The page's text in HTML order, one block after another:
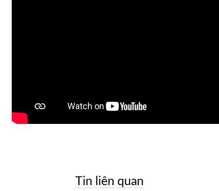
Tin liên quan